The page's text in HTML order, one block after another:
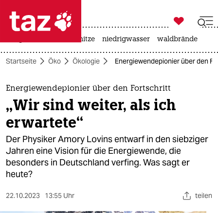
 taz zahl ich
taz zahl ich
themen
politik
öko
gesellschaft
kultur
sport

taz zahl ich
hitze niedrigwasser waldbrände
Startseite Öko Ökologie Energiewendepionier über den
Energiewendepionier über den Fortschritt
„Wir sind weiter, als ich
erwartete“
Der Physiker Amory Lovins entwarf in den siebziger
Jahren eine Vision für die Energiewende, die
besonders in Deutschland verfing. Was sagt er
heute?
22.10.2023 13:55 Uhr teilen